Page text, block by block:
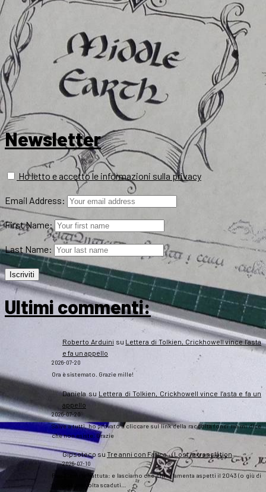
Newsletter
Ho letto e accetto le informazioni sulla privacy
Email Address:
First Name:
Last Name:
Ultimi commenti:
Roberto Arduini su Lettera di Tolkien, Crickhowell vince l’asta
e fa un appello
2026-07-20
Ora è sistemato. Grazie mille!
Danielasu Lettera di Tolkien, Crickhowell vince l’asta e fa un
appello
2026-07-20
Salve a tutti, ho provato a cliccare sul link della raccolta fondi ma mi dice
che non esiste. Grazie
Gipsotecosu Tre anni con Fatica… Lost in translation
2026-07-10
Passatemi la battuta: e lasciamo che chi si lamenta aspetti il 2043 (o giù di
lì), così una volta scaduti…